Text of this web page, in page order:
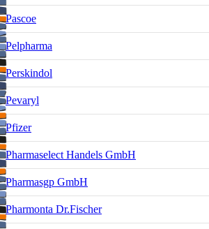
Pascoe
Pelpharma
Perskindol
Pevaryl
Pfizer
Pharmaselect Handels GmbH
Pharmasgp GmbH
Pharmonta Dr.Fischer